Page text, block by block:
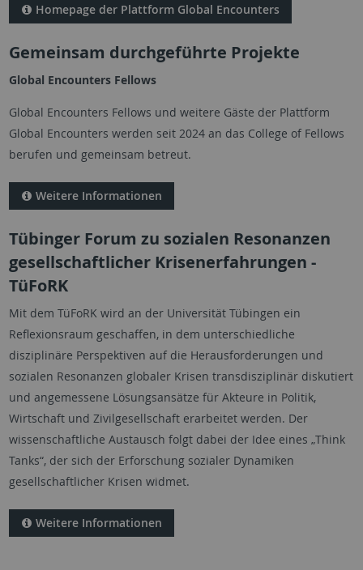
Homepage der Plattform Global Encounters
Gemeinsam durchgeführte Projekte
Global Encounters Fellows
Global Encounters Fellows und weitere Gäste der Plattform
Global Encounters werden seit 2024 an das College of Fellows
berufen und gemeinsam betreut.
Weitere Informationen
Tübinger Forum zu sozialen Resonanzen
gesellschaftlicher Krisenerfahrungen -
TüFoRK
Mit dem TüFoRK wird an der Universität Tübingen ein
Reflexionsraum geschaffen, in dem unterschiedliche
disziplinäre Perspektiven auf die Herausforderungen und
sozialen Resonanzen globaler Krisen transdisziplinär diskutiert
und angemessene Lösungsansätze für Akteure in Politik,
Wirtschaft und Zivilgesellschaft erarbeitet werden. Der
wissenschaftliche Austausch folgt dabei der Idee eines „Think
Tanks“, der sich der Erforschung sozialer Dynamiken
gesellschaftlicher Krisen widmet.
Weitere Informationen